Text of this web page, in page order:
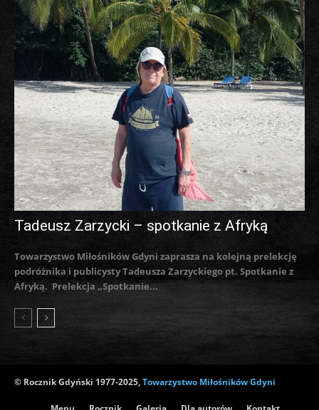
Tadeusz Zarzycki – spotkanie z Afryką
Towarzystwo Miłośników Gdyni zaprasza na kolejną prelekcję
podróżnika i publicysty Tadeusza Zarzyckiego pt. Spotkanie z
Afryką. Prelekcja „Spotkanie...
© Rocznik Gdyński 1977-2025,Towarzystwo Miłośników Gdyni